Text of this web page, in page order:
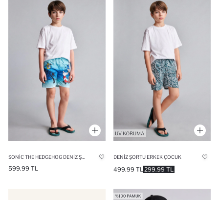
599.99 TL
DENIZ ŞORTU ERKEK ÇOCUK
299.99 TL
499.99 TL